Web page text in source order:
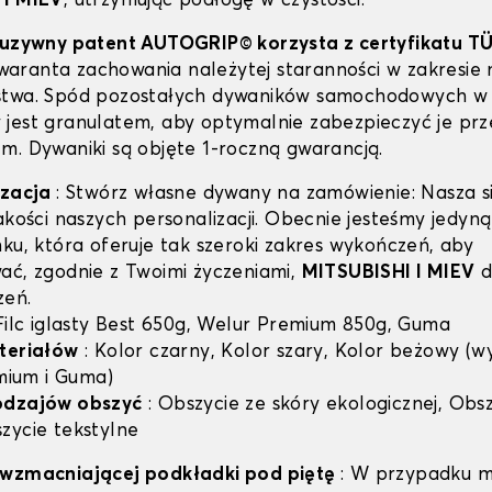
patent AUTOGRIP© korzysta z certyfikatu
zachowania należytej staranności w zakresie
Spód pozostałych dywaników samochodowych
jest granulatem, aby optymalnie zabezpieczyć je
Dywaniki są objęte 1-roczną gwarancją.
: Stwórz własne dywany na zamówienie: Nasza
naszych personalizacji. Obecnie jesteśmy
która oferuje tak szeroki zakres wykończeń, aby
zgodnie z Twoimi życzeniami, MITSUBISHI I MIEV
iglasty Best 650g, Welur Premium 850g, Guma
: Kolor czarny, Kolor szary, Kolor beżowy
i Guma)
obszyć : Obszycie ze skóry ekologicznej,
tekstylne
podkładki pod piętę : W przypadku